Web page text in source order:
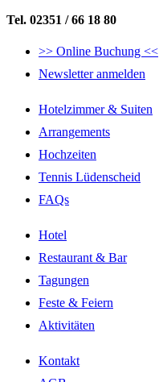
Tel. 02351 / 66 18 80
>> Online Buchung <<
Newsletter anmelden
Hotelzimmer & Suiten
Arrangements
Hochzeiten
Tennis Lüdenscheid
FAQs
Hotel
Restaurant & Bar
Tagungen
Feste & Feiern
Aktivitäten
Kontakt